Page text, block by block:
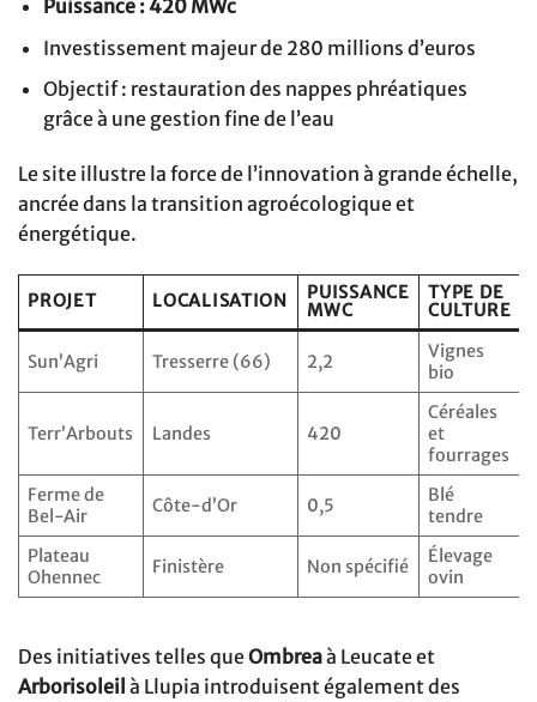
Puissance : 420 MWc
Investissement majeur de 280 millions d’euros
Objectif : restauration des nappes phréatiques
grâce à une gestion fine de l’eau
Le site illustre la force de l’innovation à grande échelle,
ancrée dans la transition agroécologique et
énergétique.
PROJET LOCALISATION
PUISSANCE
MWC
TYPE DE
CULTURE
Sun’Agri Tresserre (66) 2,2
Vignes
bio
Terr’Arbouts Landes 420
Céréales
et
fourrages
Ferme de
Bel-Air
Côte-d’Or 0,5
Blé
tendre
Plateau
Ohennec
Finistère Non spécifié
Élevage
ovin
Des initiatives telles queOmbreaà Leucate et
Arborisoleil à Llupia introduisent également des